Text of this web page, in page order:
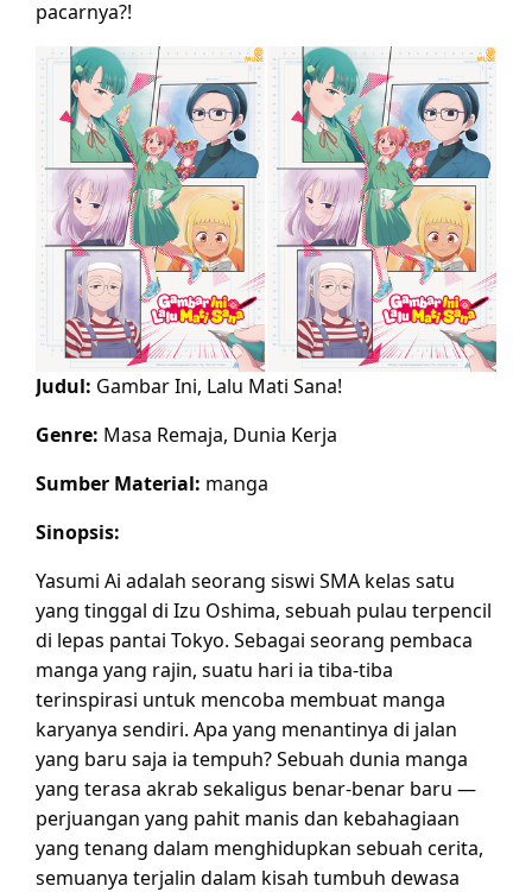
pacarnya?!
Judul: Gambar Ini, Lalu Mati Sana!
Genre: Masa Remaja, Dunia Kerja
Sumber Material: manga
Sinopsis:
Yasumi Ai adalah seorang siswi SMA kelas satu
yang tinggal di Izu Oshima, sebuah pulau terpencil
di lepas pantai Tokyo. Sebagai seorang pembaca
manga yang rajin, suatu hari ia tiba-tiba
terinspirasi untuk mencoba membuat manga
karyanya sendiri. Apa yang menantinya di jalan
yang baru saja ia tempuh? Sebuah dunia manga
yang terasa akrab sekaligus benar-benar baru —
perjuangan yang pahit manis dan kebahagiaan
yang tenang dalam menghidupkan sebuah cerita,
semuanya terjalin dalam kisah tumbuh dewasa